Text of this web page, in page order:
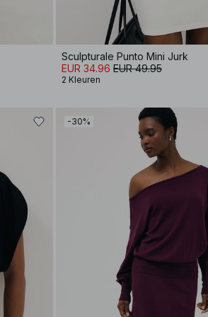
Sculpturale Punto Mini Jurk
EUR 34.96 EUR 49.95
2 Kleuren
-30%